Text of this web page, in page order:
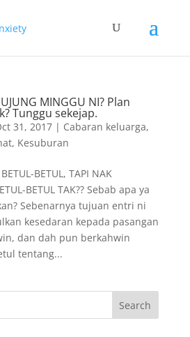
MINGGU NI? Plan
Tunggu sekejap.
31, 2017| Cabaran keluarga,
, Kesuburan
BETUL, TAPI NAK
BETUL TAK?? Sebab apa ya
Sebenarnya tujuan entri ni
kesedaran kepada pasangan
dan dah pun berkahwin
tentang...